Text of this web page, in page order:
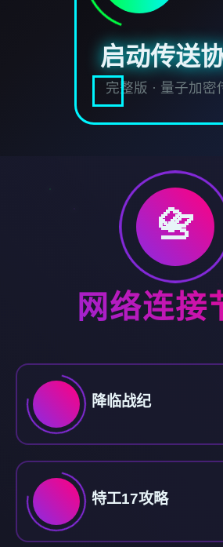
启动传送
完整版 · 量子加密
📇
网络连接
降临战纪
特工17攻略